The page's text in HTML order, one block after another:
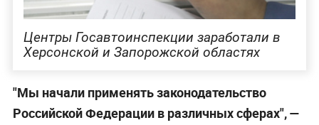
Центры Госавтоинспекции заработали в
Херсонской и Запорожской областях
"Мы начали применять законодательство
Российской Федерации в различных сферах", —